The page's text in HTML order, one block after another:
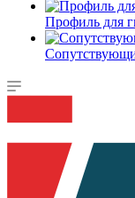
Профиль для